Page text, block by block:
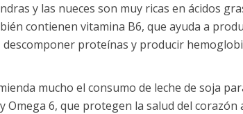
y las nueces son muy ricas en ácidos
contienen vitamina B6, que ayuda a
descomponer proteínas y producir
mucho el consumo de leche de soja
Omega 6, que protegen la salud del